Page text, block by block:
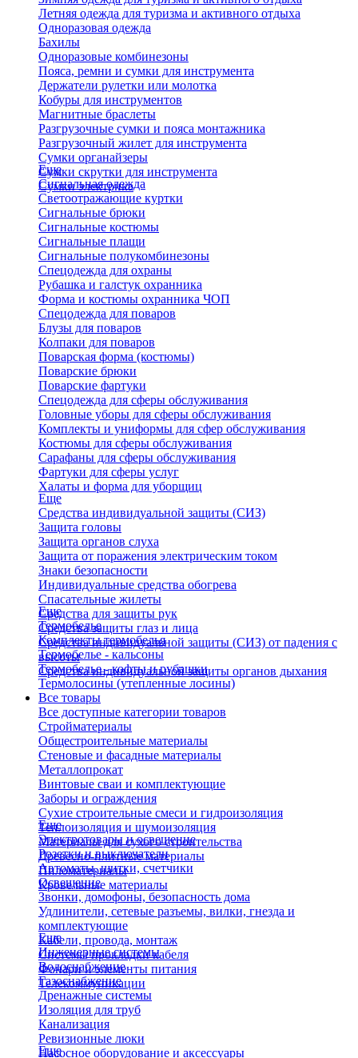
Летняя одежда для туризма и активного отдыха
Одноразовая одежда
Бахилы
Одноразовые комбинезоны
Пояса, ремни и сумки для инструмента
Держатели рулетки или молотка
Кобуры для инструментов
Магнитные браслеты
Разгрузочные сумки и пояса монтажника
Разгрузочный жилет для инструмента
Сумки органайзеры
Сумки скрутки для инструмента
Сумки электрика
Еще
Сигнальная одежда
Светоотражающие куртки
Сигнальные брюки
Сигнальные костюмы
Сигнальные плащи
Сигнальные полукомбинезоны
Спецодежда для охраны
Рубашка и галстук охранника
Форма и костюмы охранника ЧОП
Спецодежда для поваров
Блузы для поваров
Колпаки для поваров
Поварская форма (костюмы)
Поварские брюки
Поварские фартуки
Спецодежда для сферы обслуживания
Головные уборы для сферы обслуживания
Комплекты и униформы для сфер обслуживания
Костюмы для сферы обслуживания
Сарафаны для сферы обслуживания
Фартуки для сферы услуг
Халаты и форма для уборщиц
Еще
Средства индивидуальной защиты (СИЗ)
Защита головы
Защита органов слуха
Защита от поражения электрическим током
Знаки безопасности
Индивидуальные средства обогрева
Спасательные жилеты
Средства для защиты рук
Средства защиты глаз и лица
Средства индивидуальной защиты (СИЗ) от падения с
высоты
Средства индивидуальной защиты органов дыхания
Еще
Термобелье
Комплекты термобелья
Термобелье - кальсоны
Термобелье - кофты и рубашки
Термолосины (утепленные лосины)
Все товары
Все доступные категории товаров
Стройматериалы
Общестроительные материалы
Стеновые и фасадные материалы
Металлопрокат
Винтовые сваи и комплектующие
Заборы и ограждения
Сухие строительные смеси и гидроизоляция
Теплоизоляция и шумоизоляция
Материалы для сухого строительства
Древесно-плитные материалы
Пиломатериалы
Кровельные материалы
Еще
Электротовары и освещение
Розетки и выключатели
Автоматы, щитки, счетчики
Освещение
Звонки, домофоны, безопасность дома
Удлинители, сетевые разъемы, вилки, гнезда и
комплектующие
Кабели, провода, монтаж
Системы прокладки кабеля
Фонари и элементы питания
Телекоммуникации
Еще
Инженерные системы
Водоснабжение
Газоснабжение
Дренажные системы
Изоляция для труб
Канализация
Ревизионные люки
Насосное оборудование и аксессуары
Еще